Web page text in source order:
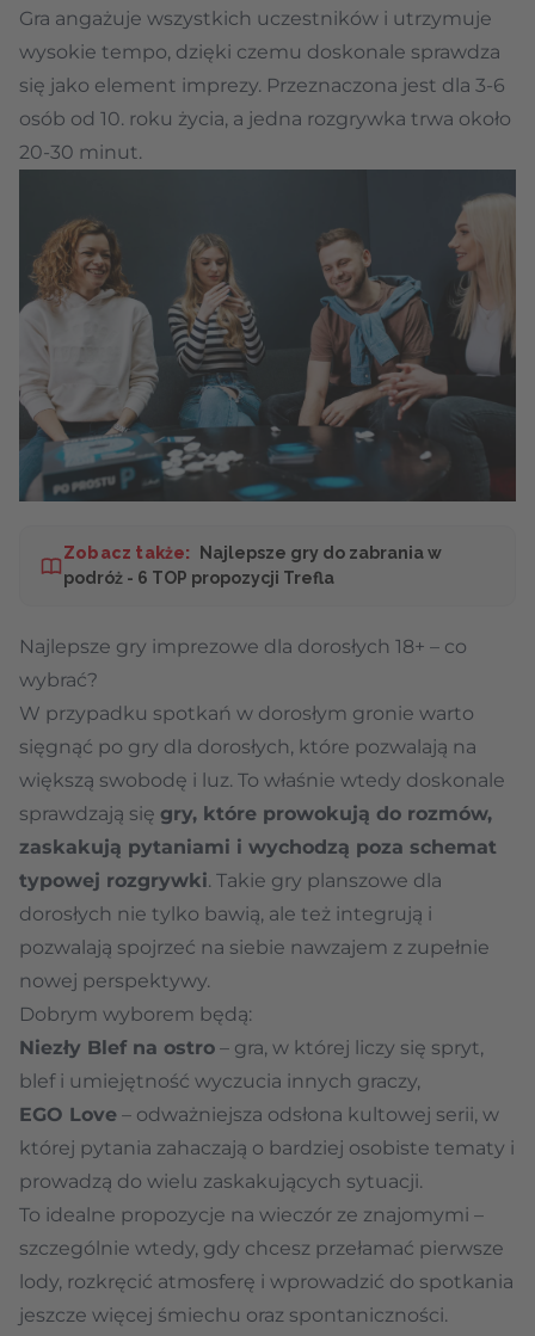
Gra angażuje wszystkich uczestników i utrzymuje
wysokie tempo, dzięki czemu doskonale sprawdza
się jako element imprezy. Przeznaczona jest dla 3-6
osób od 10. roku życia, a jedna rozgrywka trwa około
20-30 minut.
Zobacz także:
Najlepsze gry do zabrania w
podróż - 6 TOP propozycji Trefla
Najlepsze gry imprezowe dla dorosłych 18+ – co
wybrać?
W przypadku spotkań w dorosłym gronie warto
sięgnąć po gry dla dorosłych, które pozwalają na
większą swobodę i luz. To właśnie wtedy doskonale
sprawdzają się gry, które prowokują do rozmów,
zaskakują pytaniami i wychodzą poza schemat
typowej rozgrywki. Takie gry planszowe dla
dorosłych nie tylko bawią, ale też integrują i
pozwalają spojrzeć na siebie nawzajem z zupełnie
nowej perspektywy.
Dobrym wyborem będą:
Niezły Blef na ostro – gra, w której liczy się spryt,
blef i umiejętność wyczucia innych graczy,
EGO Love – odważniejsza odsłona kultowej serii, w
której pytania zahaczają o bardziej osobiste tematy i
prowadzą do wielu zaskakujących sytuacji.
To idealne propozycje na wieczór ze znajomymi –
szczególnie wtedy, gdy chcesz przełamać pierwsze
lody, rozkręcić atmosferę i wprowadzić do spotkania
jeszcze więcej śmiechu oraz spontaniczności.